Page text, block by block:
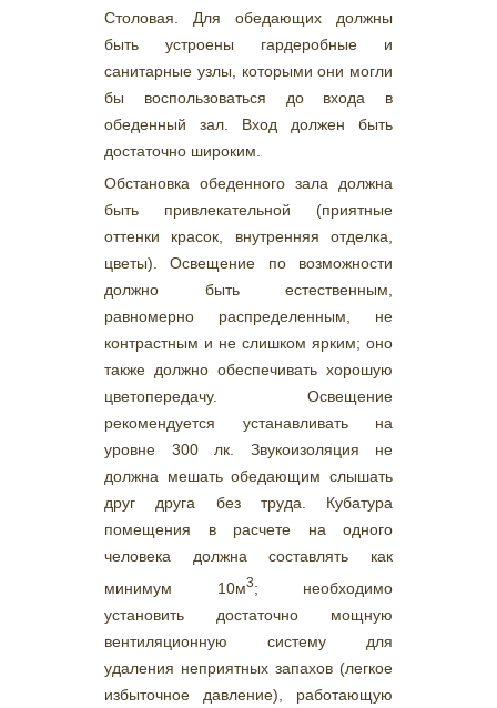
Столовая. Для обедающих должны
быть устроены гардеробные и
санитарные узлы, которыми они могли
бы воспользоваться до входа в
обеденный зал. Вход должен быть
достаточно широким.
Обстановка обеденного зала должна
быть привлекательной (приятные
оттенки красок, внутренняя отделка,
цветы). Освещение по возможности
должно быть естественным,
равномерно распределенным, не
контрастным и не слишком ярким; оно
также должно обеспечивать хорошую
цветопередачу. Освещение
рекомендуется устанавливать на
уровне 300 лк. Звукоизоляция не
должна мешать обедающим слышать
друг друга без труда. Кубатура
помещения в расчете на одного
человека должна составлять как
минимум 10м3; необходимо
установить достаточно мощную
вентиляционную систему для
удаления неприятных запахов (легкое
избыточное давление), работающую